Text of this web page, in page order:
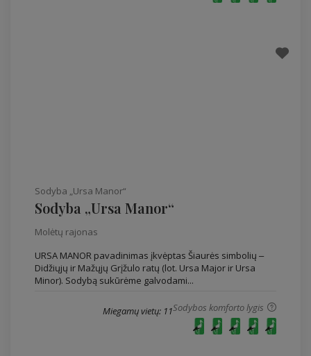
Sodyba „Ursa Manor“
Sodyba „Ursa Manor“
Molėtų rajonas
URSA MANOR pavadinimas įkvėptas Šiaurės simbolių ‒
Didžiųjų ir Mažųjų Grįžulo ratų (lot. Ursa Major ir Ursa
Minor). Sodybą sukūrėme galvodami...
Sodybos komforto lygis
Miegamų vietų: 11